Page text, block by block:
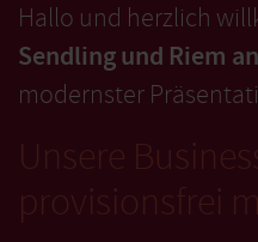
Hallo und herzlich
Sendling und Riem
modernster
Unsere
provisionsfrei